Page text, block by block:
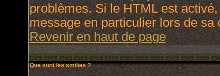
problèmes. Si le HTML est
message en particulier lors de sa
Revenir en haut de page
Que sont les smilies ?